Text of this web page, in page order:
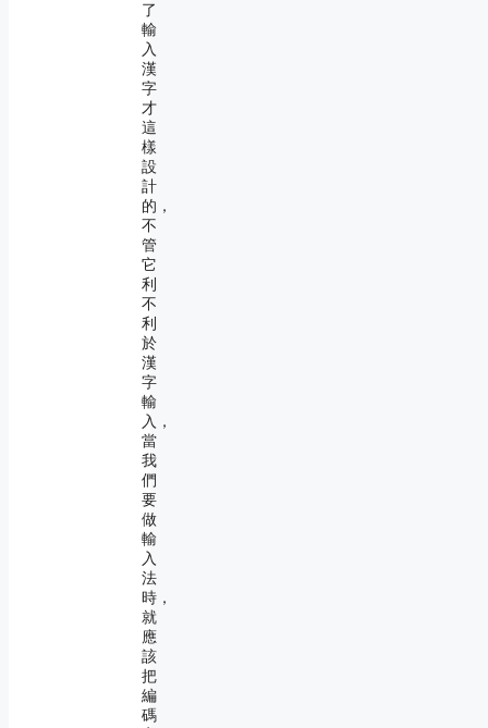
了
輸
入
漢
字
才
這
樣
設
計
的，
不
管
它
利
不
利
於
漢
字
輸
入，
當
我
們
要
做
輸
入
法
時，
就
應
該
把
編
碼